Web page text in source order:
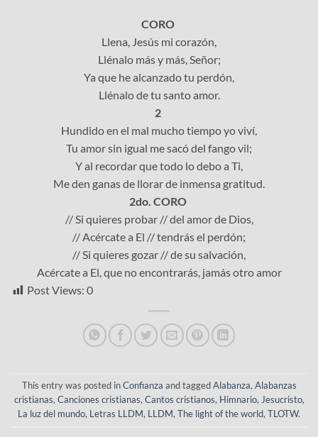
CORO
Llena, Jesús mi corazón,
Llénalo más y más, Señor;
Ya que he alcanzado tu perdón,
Llénalo de tu santo amor.
2
Hundido en el mal mucho tiempo yo viví,
Tu amor sin igual me sacó del fango vil;
Y al recordar que todo lo debo a Ti,
Me den ganas de llorar de inmensa gratitud.
2do. CORO
// Si quieres probar // del amor de Dios,
// Acércate a El // tendrás el perdón;
// Si quieres gozar // de su salvación,
Acércate a El, que no encontrarás, jamás otro amor
Post Views: 0
This entry was posted inConfianza and taggedAlabanza, Alabanzas
cristianas, Canciones cristianas, Cantos cristianos, Himnario, Jesucristo,
La luz del mundo, Letras LLDM, LLDM, The light of the world, TLOTW.